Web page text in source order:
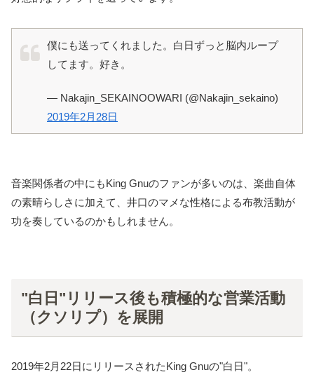
僕にも送ってくれました。白日ずっと脳内ループ
してます。好き。
— Nakajin_SEKAINOOWARI (@Nakajin_sekaino)
2019年2月28日
音楽関係者の中にもKing Gnuのファンが多いのは、楽曲自体
の素晴らしさに加えて、井口のマメな性格による布教活動が
功を奏しているのかもしれません。
"白日"リリース後も積極的な営業活動
（クソリプ）を展開
2019年2月22日にリリースされたKing Gnuの"白日"。